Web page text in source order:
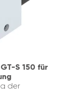
S 150 für
der